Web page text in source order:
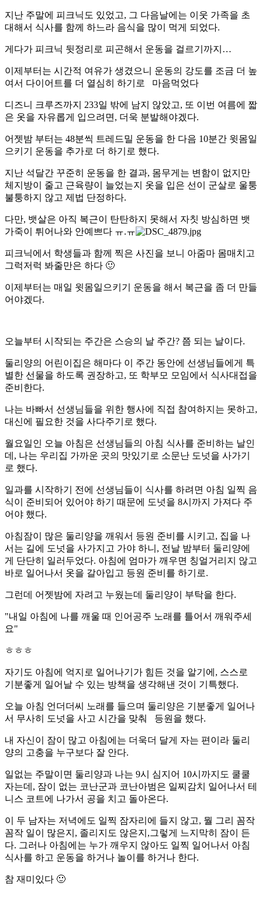
지난 주말에 피크닉도 있었고, 그 다음날에는 이웃 가족을 초
대해서 식사를 함께 하느라 음식을 많이 먹게 되었다.
게다가 피크닉 뒷정리로 피곤해서 운동을 걸르기까지…
이제부터는 시간적 여유가 생겼으니 운동의 강도를 조금 더 높
여서 다이어트를 더 열심히 하기로 마음먹었다
디즈니 크루즈까지 233일 밖에 남지 않았고, 또 이번 여름에 짧
은 옷을 자유롭게 입으려면, 더욱 분발해야겠다.
어젯밤 부터는 48분씩 트레드밀 운동을 한 다음 10분간 윗몸일
으키기 운동을 추가로 더 하기로 했다.
지난 석달간 꾸준히 운동을 한 결과, 몸무게는 변함이 없지만
체지방이 줄고 근육량이 늘었는지 옷을 입은 선이 군살로 울퉁
불퉁하지 않고 제법 단정하다.
다만, 뱃살은 아직 복근이 탄탄하지 못해서 자칫 방심하면 뱃
가죽이 튀어나와 안예쁘다 ㅠ.ㅠ
피크닉에서 학생들과 함께 찍은 사진을 보니 아줌마 몸매치고
그럭저럭 봐줄만은 하다 🙂
이제부터는 매일 윗몸일으키기 운동을 해서 복근을 좀 더 만들
어야겠다.
오늘부터 시작되는 주간은 스승의 날 주간? 쯤 되는 날이다.
둘리양의 어린이집은 해마다 이 주간 동안에 선생님들에게 특
별한 선물을 하도록 권장하고, 또 학부모 모임에서 식사대접을
준비한다.
나는 바빠서 선생님들을 위한 행사에 직접 참여하지는 못하고,
대신에 필요한 것을 사다주기로 했다.
월요일인 오늘 아침은 선생님들의 아침 식사를 준비하는 날인
데, 나는 우리집 가까운 곳의 맛있기로 소문난 도넛을 사가기
로 했다.
일과를 시작하기 전에 선생님들이 식사를 하려면 아침 일찍 음
식이 준비되어 있어야 하기 때문에 도넛을 8시까지 가져다 주
어야 했다.
아침잠이 많은 둘리양을 깨워서 등원 준비를 시키고, 집을 나
서는 길에 도넛을 사가지고 가야 하니, 전날 밤부터 둘리양에
게 단단히 일러두었다. 아침에 엄마가 깨우면 칭얼거리지 않고
바로 일어나서 옷을 갈아입고 등원 준비를 하기로.
그런데 어젯밤에 자려고 누웠는데 둘리양이 부탁을 한다.
"내일 아침에 나를 깨울 때 인어공주 노래를 틀어서 깨워주세
요"
ㅎㅎㅎ
자기도 아침에 억지로 일어나기가 힘든 것을 알기에, 스스로
기분좋게 일어날 수 있는 방책을 생각해낸 것이 기특했다.
오늘 아침 언더더씨 노래를 들으며 둘리양은 기분좋게 일어나
서 무사히 도넛을 사고 시간을 맞춰 등원을 했다.
내 자신이 잠이 많고 아침에는 더욱더 달게 자는 편이라 둘리
양의 고충을 누구보다 잘 안다.
일없는 주말이면 둘리양과 나는 9시 심지어 10시까지도 쿨쿨
자는데, 잠이 없는 코난군과 코난아범은 일찌감치 일어나서 테
니스 코트에 나가서 공을 치고 돌아온다.
이 두 남자는 저녁에도 일찍 잠자리에 들지 않고, 뭘 그리 꼼작
꼼작 일이 많은지, 졸리지도 않은지,그렇게 느지막히 잠이 든
다. 그러나 아침에는 누가 깨우지 않아도 일찍 일어나서 아침
식사를 하고 운동을 하거나 놀이를 하거나 한다.
참 재미있다 🙂